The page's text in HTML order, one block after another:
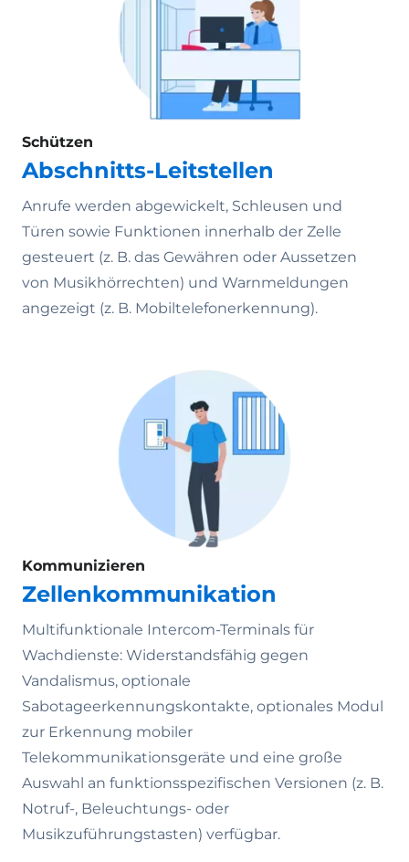
Schützen
Abschnitts-Leitstellen
Anrufe werden abgewickelt, Schleusen und
Türen sowie Funktionen innerhalb der Zelle
gesteuert (z. B. das Gewähren oder Aussetzen
von Musikhörrechten) und Warnmeldungen
angezeigt (z. B. Mobiltelefonerkennung).
Kommunizieren
Zellenkommunikation
Multifunktionale Intercom-Terminals für
Wachdienste: Widerstandsfähig gegen
Vandalismus, optionale
Sabotageerkennungskontakte, optionales Modul
zur Erkennung mobiler
Telekommunikationsgeräte und eine große
Auswahl an funktionsspezifischen Versionen (z. B.
Notruf-, Beleuchtungs- oder
Musikzuführungstasten) verfügbar.